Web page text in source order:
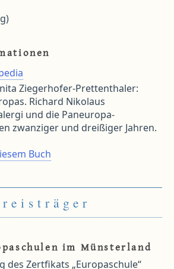
Ziegerhofer-Prettenthaler:
Richard Nikolaus
und die Paneuropa-
zwanziger und dreißiger Jahren.
Buch
im Münsterland
des Zertfikats „Europaschule“